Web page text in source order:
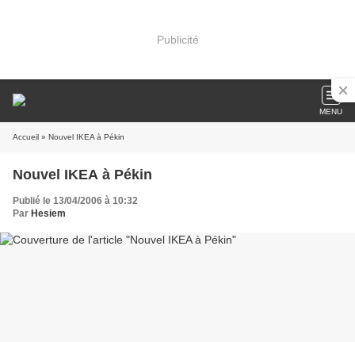
Publicité
MENU
Accueil » Nouvel IKEA à Pékin
Nouvel IKEA à Pékin
Publié le 13/04/2006 à 10:32
Par Hesiem